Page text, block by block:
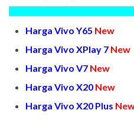
Harga Vivo Y65 New
Harga Vivo XPlay 7 New
Harga Vivo V7 New
Harga Vivo X20 New
Harga Vivo X20 Plus